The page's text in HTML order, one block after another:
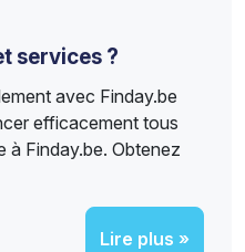
services ?
avec Finday.be
efficacement tous
à Finday.be. Obtenez
Lire plus »